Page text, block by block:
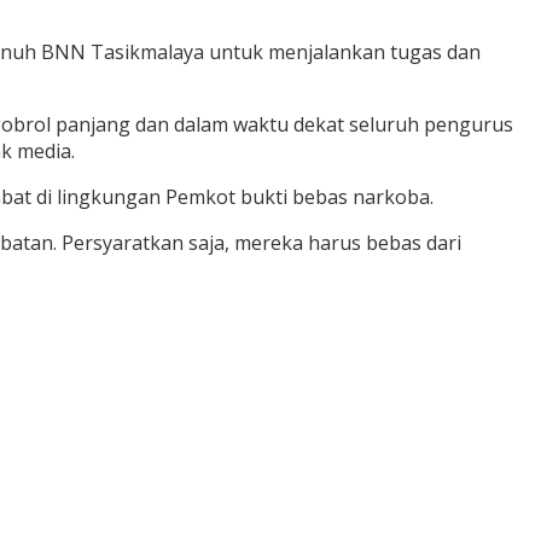
BNN Tasikmalaya untuk menjalankan tugas dan
panjang dan dalam waktu dekat seluruh pengurus
media.
di lingkungan Pemkot bukti bebas narkoba.
Persyaratkan saja, mereka harus bebas dari